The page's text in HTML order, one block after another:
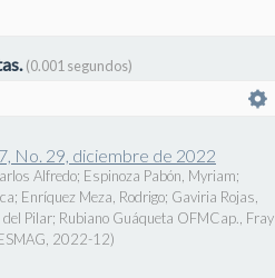
(0.001 segundos)
No. 29, diciembre de 2022
Alfredo; Espinoza Pabón, Myriam;
; Enríquez Meza, Rodrigo; Gaviria Rojas,
del Pilar; Rubiano Guáqueta OFMCap., Fray
2022-12)